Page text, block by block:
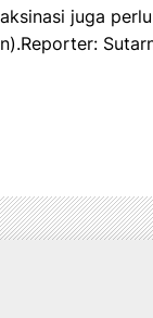
juga